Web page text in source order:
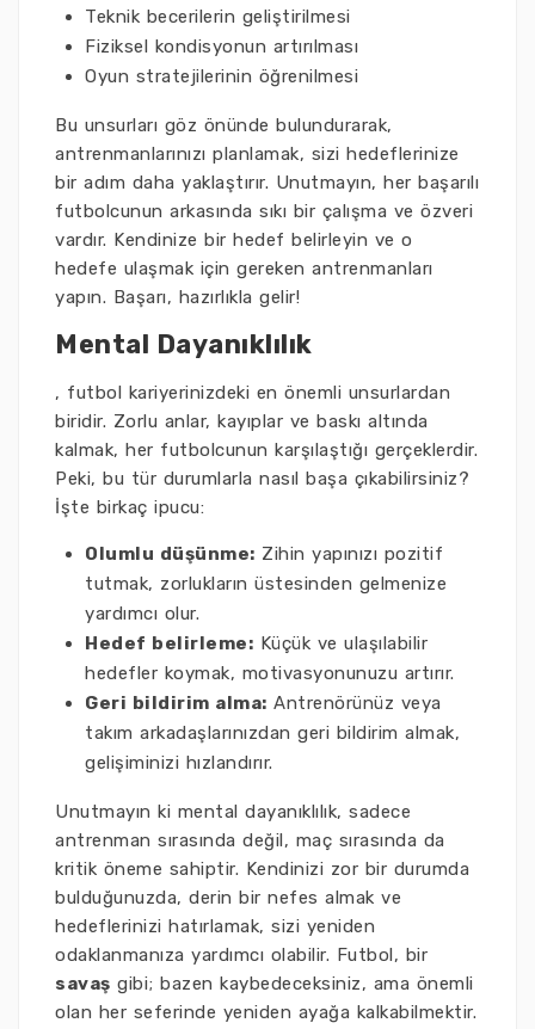
Teknik becerilerin geliştirilmesi
Fiziksel kondisyonun artırılması
Oyun stratejilerinin öğrenilmesi
Bu unsurları göz önünde bulundurarak,
antrenmanlarınızı planlamak, sizi hedeflerinize
bir adım daha yaklaştırır. Unutmayın, her başarılı
futbolcunun arkasında sıkı bir çalışma ve özveri
vardır. Kendinize bir hedef belirleyin ve o
hedefe ulaşmak için gereken antrenmanları
yapın. Başarı, hazırlıkla gelir!
Mental Dayanıklılık
, futbol kariyerinizdeki en önemli unsurlardan
biridir. Zorlu anlar, kayıplar ve baskı altında
kalmak, her futbolcunun karşılaştığı gerçeklerdir.
Peki, bu tür durumlarla nasıl başa çıkabilirsiniz?
İşte birkaç ipucu:
Olumlu düşünme: Zihin yapınızı pozitif
tutmak, zorlukların üstesinden gelmenize
yardımcı olur.
Hedef belirleme: Küçük ve ulaşılabilir
hedefler koymak, motivasyonunuzu artırır.
Geri bildirim alma: Antrenörünüz veya
takım arkadaşlarınızdan geri bildirim almak,
gelişiminizi hızlandırır.
Unutmayın ki mental dayanıklılık, sadece
antrenman sırasında değil, maç sırasında da
kritik öneme sahiptir. Kendinizi zor bir durumda
bulduğunuzda, derin bir nefes almak ve
hedeflerinizi hatırlamak, sizi yeniden
odaklanmanıza yardımcı olabilir. Futbol, bir
savaş gibi; bazen kaybedeceksiniz, ama önemli
olan her seferinde yeniden ayağa kalkabilmektir.